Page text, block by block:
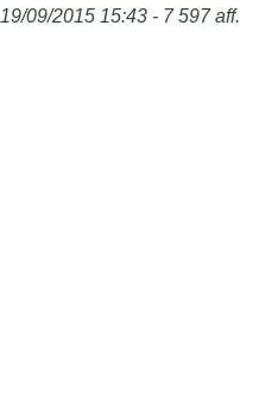
19/09/2015 15:43 - 7 597 aff.